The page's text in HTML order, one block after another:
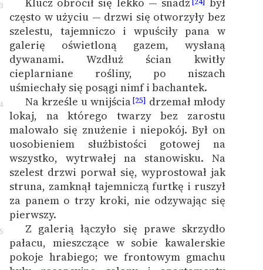
często w użyciu — drzwi się otworzyły bez
szelestu, tajemniczo i wpuściły pana w
galerię oświetloną gazem, wysłaną
dywanami. Wzdłuż ścian kwitły
cieplarniane rośliny, po niszach
uśmiechały się posągi nimf i bachantek.
Na krześle u wnijścia[25] drzemał młody
lokaj, na którego twarzy bez zarostu
malowało się znużenie i niepokój. Był on
uosobieniem służbistości gotowej na
wszystko, wytrwałej na stanowisku. Na
szelest drzwi porwał się, wyprostował jak
struna, zamknął tajemniczą furtkę i ruszył
za panem o trzy kroki, nie odzywając się
pierwszy.
Z galerią łączyło się prawe skrzydło
pałacu, mieszczące w sobie kawalerskie
pokoje hrabiego; we frontowym gmachu